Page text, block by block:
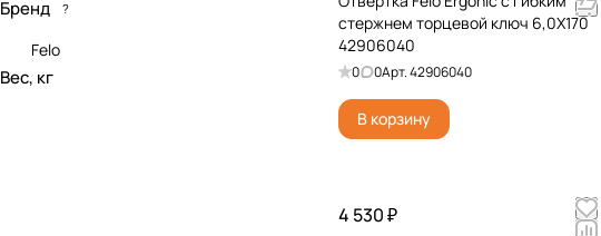
стержнем торцевой ключ 6,0X170
42906040
0 0Арт.42906040
В корзину
4 530 ₽
Бренд ?
Felo
Вес, кг